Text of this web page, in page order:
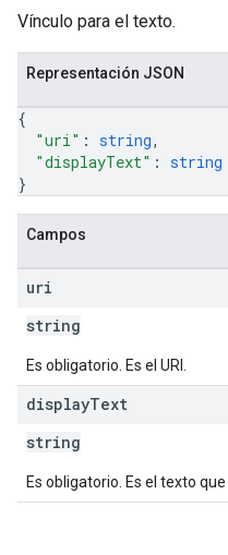
Vínculo para el texto.
Representación JSON
{
"uri" : string,
"displayText" : string
}
Campos
uri
string
Es obligatorio. Es el URI.
displayText
string
Es obligatorio. Es el texto que